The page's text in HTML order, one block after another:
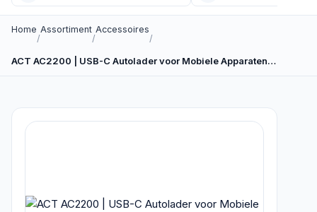
Home
/
Assortiment
/
Accessoires
/
ACT AC2200 | USB-C Autolader voor Mobiele Apparaten…